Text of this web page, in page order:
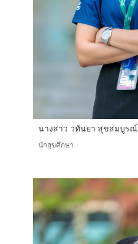
นางสาว วทันยา สุขสมบูรณ์
นักสุขศึกษา